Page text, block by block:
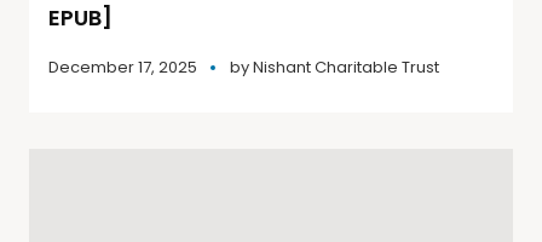
EPUB]
December 17, 2025 byNishant Charitable Trust